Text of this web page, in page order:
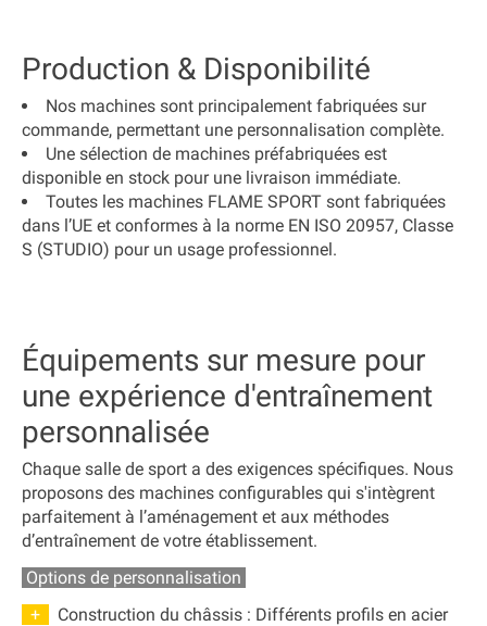
Production & Disponibilité
Nos machines sont principalement fabriquées sur
commande, permettant une personnalisation complète.
Une sélection de machines préfabriquées est
disponible en stock pour une livraison immédiate.
Toutes les machines FLAME SPORT sont fabriquées
dans l’UE et conformes à la norme EN ISO 20957, Classe
S (STUDIO) pour un usage professionnel.
Équipements sur mesure pour
une expérience d'entraînement
personnalisée
Chaque salle de sport a des exigences spécifiques. Nous
proposons des machines configurables qui s'intègrent
parfaitement à l’aménagement et aux méthodes
d’entraînement de votre établissement.
Options de personnalisation
+
Construction du châssis : Différents profils en acier